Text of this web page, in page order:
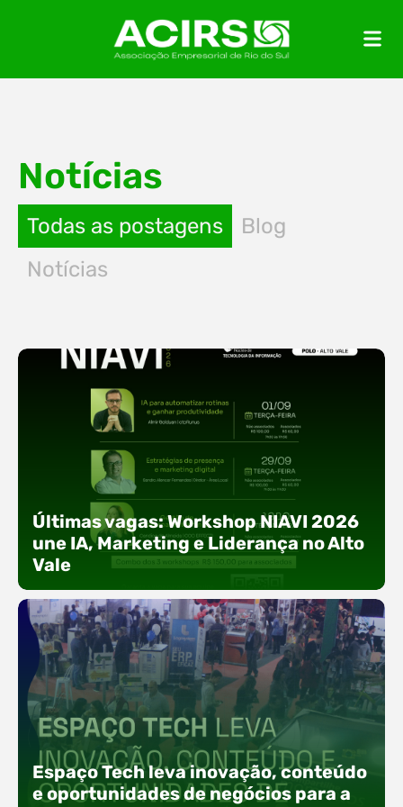
Notícias
Todas as postagens
Blog
Notícias
Últimas vagas: Workshop NIAVI 2026
une IA, Marketing e Liderança no Alto
Vale
Com o objetivo de impulsionar a produtividade, a
presença digital e a gestão nas empresas do
Alto Vale, o Núcleo de Tecnologia da Informação
(NIAVI), Polo ACATE-ACIRS, realiza a edição
Espaço Tech leva inovação, conteúdo
e oportunidades de negócios para a